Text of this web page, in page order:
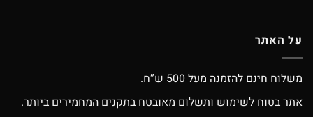
על האתר
משלוח חינם להזמנה מעל 500 ש”ח.
אתר בטוח לשימוש ותשלום מאובטח בתקנים המחמירים ביותר.